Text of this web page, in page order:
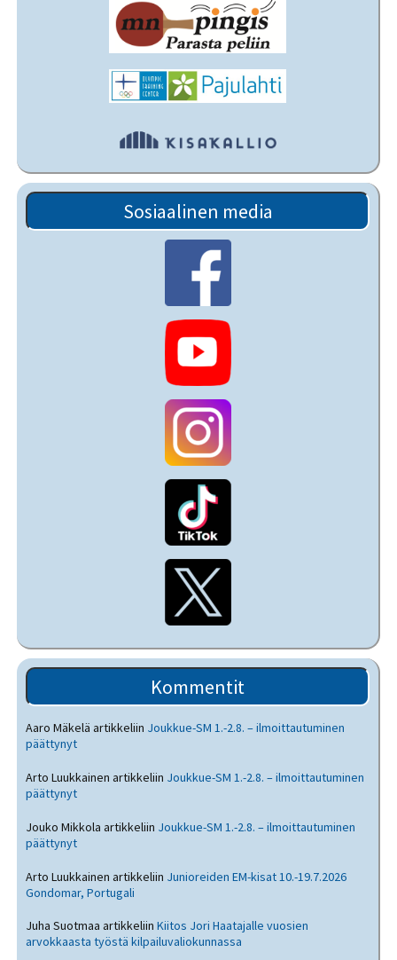
Sosiaalinen media
Kommentit
Aaro Mäkelä artikkeliin Joukkue-SM 1.-2.8. – ilmoittautuminen
päättynyt
Arto Luukkainen artikkeliin Joukkue-SM 1.-2.8. – ilmoittautuminen
päättynyt
Jouko Mikkola artikkeliin Joukkue-SM 1.-2.8. – ilmoittautuminen
päättynyt
Arto Luukkainen artikkeliin Junioreiden EM-kisat 10.-19.7.2026
Gondomar, Portugali
Juha Suotmaa artikkeliinKiitos Jori Haatajalle vuosien
arvokkaasta työstä kilpailuvaliokunnassa